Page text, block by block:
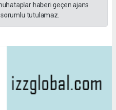
haberi geçen ajans
tutulamaz.